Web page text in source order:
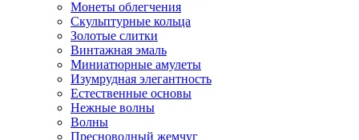
Монеты облегчения
Скульптурные кольца
Золотые слитки
Винтажная эмаль
Миниатюрные амулеты
Изумрудная элегантность
Естественные основы
Нежные волны
Волны
Пресноводный жемчуг